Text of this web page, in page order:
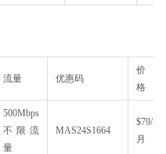
流量 优惠码
价
格
500Mbps
不限流
量
MAS24S1664
$79/
月